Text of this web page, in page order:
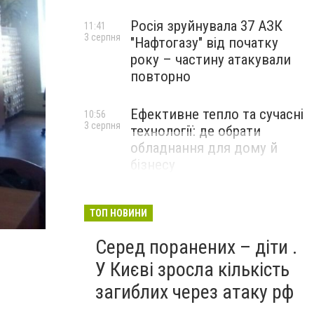
Новомосковск 0569 Чабан 3
Росія зруйнувала 37 АЗК
"Нафтогазу" від початку
року – частину атакували
повторно
11:41
3 серпня
Ефективне тепло та сучасні
технології: де обрати
обладнання для дому й
бізнесу
10:56
3 серпня
ТОП НОВИНИ
Серед поранених – діти .
У Києві зросла кількість
загиблих через атаку рф